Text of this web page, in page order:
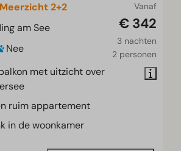
Vanaf
€ 342
3 nachten
2 personen
2+2
am See
Nee
met uitzicht over
ruim appartement
in de woonkamer